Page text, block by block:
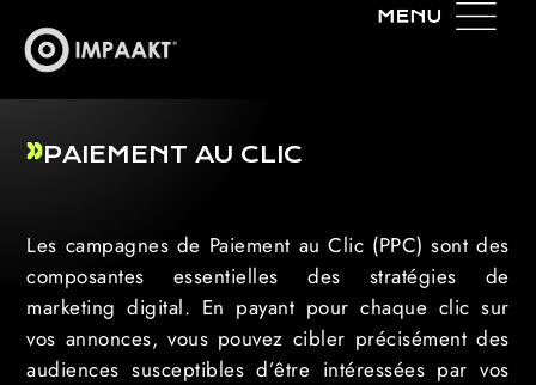
PAIEMENT AU CLIC
Les campagnes de Paiement au Clic (PPC) sont des
composantes essentielles des stratégies de
marketing digital. En payant pour chaque clic sur
vos annonces, vous pouvez cibler précisément des
audiences susceptibles d’être intéressées par vos